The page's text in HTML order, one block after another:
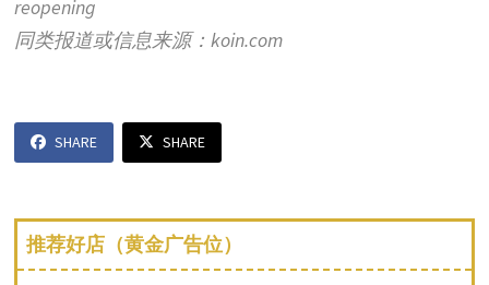
reopening
同类报道或信息来源：koin.com
SHARE SHARE
推荐好店（黄金广告位）